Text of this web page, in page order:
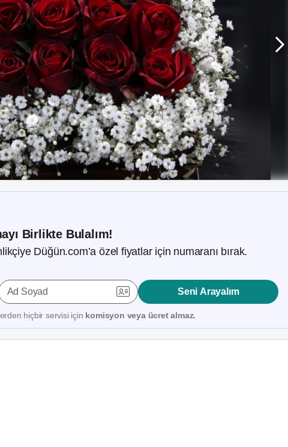
Birlikte Bulalım!
Düğün.com’a özel fiyatlar için numaranı bırak.
Ad Soyad Seni Arayalım
hiçbir servisi için komisyon veya ücret almaz.